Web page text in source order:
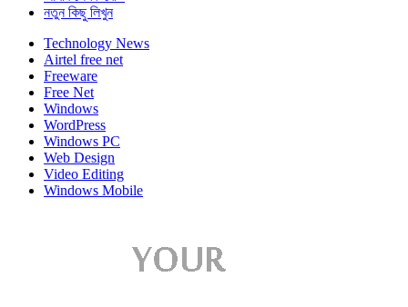
নতুন কিছু লিখুন
Technology News
Airtel free net
Freeware
Free Net
Windows
WordPress
Windows PC
Web Design
Video Editing
Windows Mobile